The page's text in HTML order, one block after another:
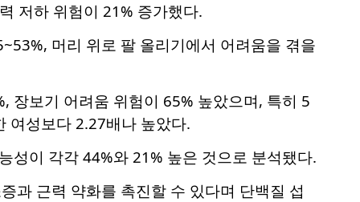
저하 위험이 21% 증가했다.
머리 위로 팔 올리기에서 어려움을 겪을
장보기 어려움 위험이 65% 높았으며, 특히 5
여성보다 2.27배나 높았다.
성이 각각 44%와 21% 높은 것으로 분석됐다.
과 근력 약화를 촉진할 수 있다며 단백질 섭